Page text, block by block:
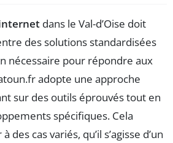
dans le Val-d’Oise doit
des solutions standardisées
nécessaire pour répondre aux
adopte une approche
sur des outils éprouvés tout en
spécifiques. Cela
des cas variés, qu’il s’agisse d’un